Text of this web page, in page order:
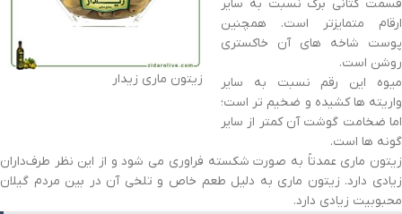
زیتون ماری زیدار
قسمت کتانی برگ نسبت به سایر
ارقام متمایزتر است. همچنین
پوست شاخه های آن خاکستری
روشن است.
میوه این رقم نسبت به سایر
واریته ها کشیده و ضخیم تر است؛
اما ضخامت گوشت آن کمتر از سایر
گونه ها است.
زیتون ماری عمدتاً به صورت شکسته فراوری می شود و از این نظر طرف‌داران
زیادی دارد. زیتون ماری به دلیل طعم خاص و تلخی آن در بین مردم گیلان
محبوبیت زیادی دارد.